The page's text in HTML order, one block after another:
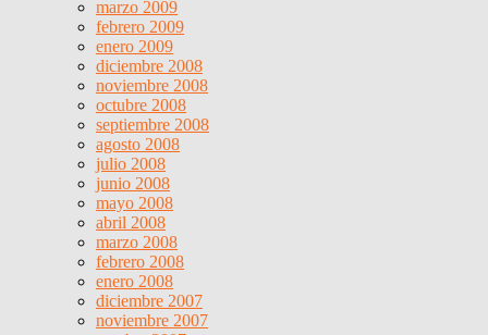
marzo 2009
febrero 2009
enero 2009
diciembre 2008
noviembre 2008
octubre 2008
septiembre 2008
agosto 2008
julio 2008
junio 2008
mayo 2008
abril 2008
marzo 2008
febrero 2008
enero 2008
diciembre 2007
noviembre 2007